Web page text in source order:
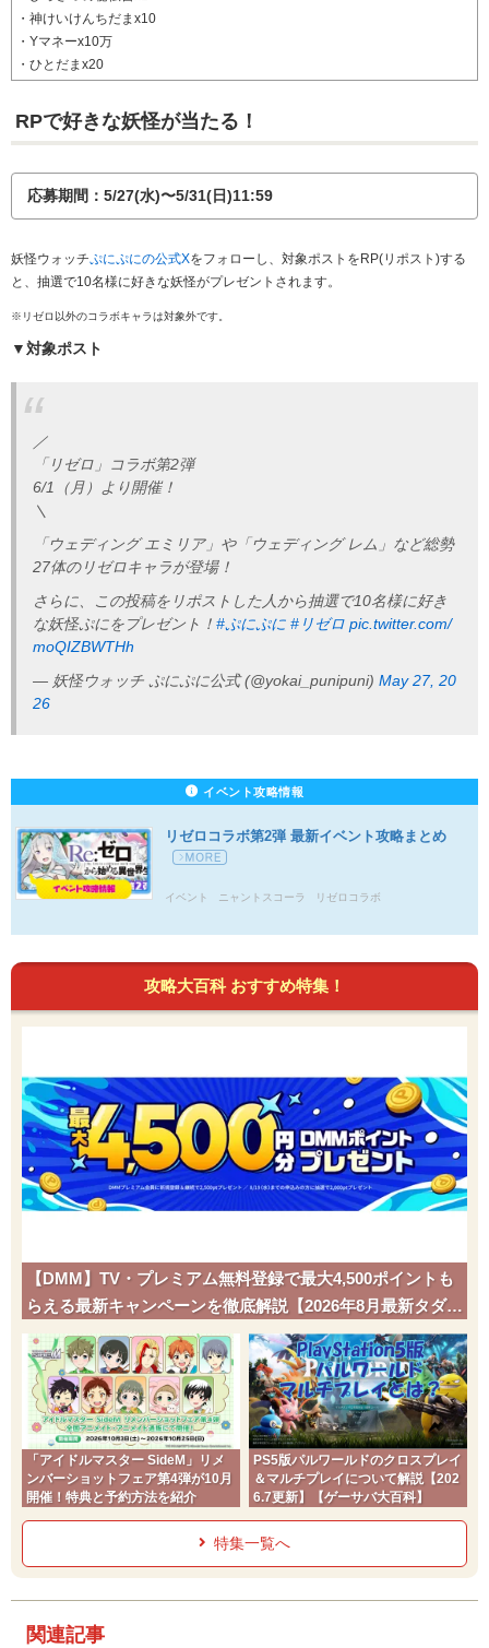
・神けいけんちだまx10
・Yマネーx10万
・ひとだまx20
RPで好きな妖怪が当たる！
応募期間：5/27(水)〜5/31(日)11:59
妖怪ウォッチぷにぷにの公式Xをフォローし、対象ポストをRP(リポスト)する
と、抽選で10名様に好きな妖怪がプレゼントされます。
※リゼロ以外のコラボキャラは対象外です。
▼対象ポスト
／
「リゼロ」コラボ第2弾
6/1（月）より開催！
＼
「ウェディング エミリア」や「ウェディング レム」など総勢
27体のリゼロキャラが登場！
さらに、この投稿をリポストした人から抽選で10名様に好き
な妖怪ぷにをプレゼント！ #ぷにぷに #リゼロ pic.twitter.com/
moQIZBWTHh
— 妖怪ウォッチ ぷにぷに公式 (@yokai_punipuni) May 27, 20
26
イベント攻略情報
リゼロコラボ第2弾 最新イベント攻略まとめ
イベント ニャントスコーラ リゼロコラボ
攻略大百科 おすすめ特集！
【DMM】TV・プレミアム無料登録で最大4,500ポイントも
らえる最新キャンペーンを徹底解説【2026年8月最新タダポ
チ】
「アイドルマスター SideM」リメ
ンバーショットフェア第4弾が10月
開催！特典と予約方法を紹介
PS5版パルワールドのクロスプレイ
＆マルチプレイについて解説【202
6.7更新】【ゲーサバ大百科】
特集一覧へ
関連記事